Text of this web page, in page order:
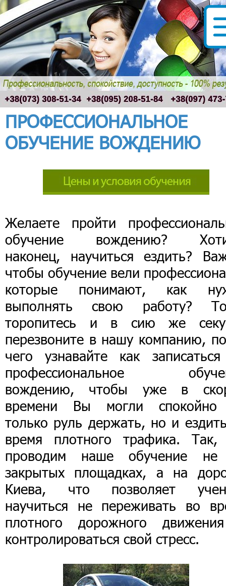
ПРОФЕССИОНАЛЬНОЕ
ОБУЧЕНИЕ ВОЖДЕНИЮ
Желаете пройти
обучение вождению?
наконец, научиться ездить?
чтобы обучение вели
которые понимают, как
выполнять свою работу?
торопитесь и в сию же
перезвоните в нашу компанию,
чего узнавайте как
профессиональное
вождению, чтобы уже в
времени Вы могли
только руль держать, но и
время плотного трафика.
проводим наше обучение
закрытых площадках, а на
Киева, что позволяет
научиться не переживать во
плотного дорожного
контролироваться свой стресс.